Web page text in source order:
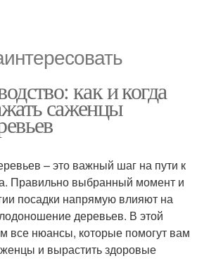
как и когда
саженцы
– это важный шаг на пути к
Правильно выбранный момент и
посадки напрямую влияют на
деревьев. В этой
все нюансы, которые помогут вам
и вырастить здоровые